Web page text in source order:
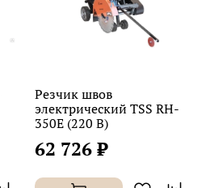
Резчик швов
электрический TSS RH-
350E (220 В)
62 726 ₽